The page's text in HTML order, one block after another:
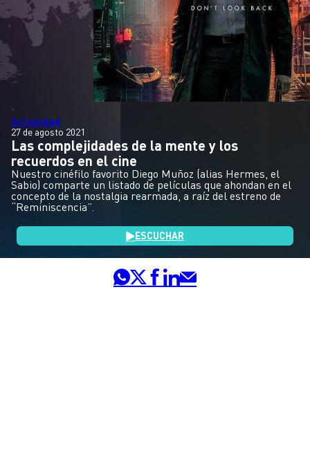
Dato en Pauta Señal 2
Contenido Patrocinado
Actualidad
27 de agosto 2021
Las complejidades de la mente y los
recuerdos en el cine
Nuestro cinéfilo favorito Diego Muñoz (alias Hermes, el
Sabio) comparte un listado de películas que ahondan en el
concepto de la nostalgia rearmada, a raíz del estreno de
“Reminiscencia”.
ESCUCHAR